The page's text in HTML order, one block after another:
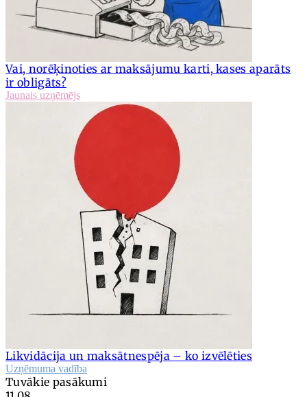
Vai, norēķinoties ar maksājumu karti, kases aparāts
ir obligāts?
Jaunais uzņēmējs
Likvidācija un maksātnespēja – ko izvēlēties
Uzņēmuma vadība
Tuvākie pasākumi